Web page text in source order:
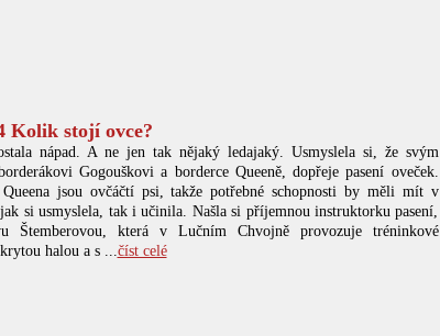
Kolik stojí ovce?
nápad. A ne jen tak nějaký ledajaký. Usmyslela si, že svým
Gogouškovi a borderce Queeně, dopřeje pasení oveček.
jsou ovčáčtí psi, takže potřebné schopnosti by měli mít v
si usmyslela, tak i učinila. Našla si příjemnou instruktorku pasení,
Štemberovou, která v Lučním Chvojně provozuje tréninkové
halou a s ... číst celé